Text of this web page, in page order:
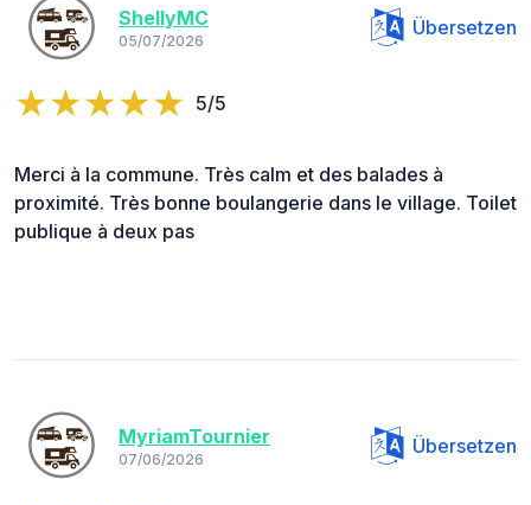
ShellyMC
05/07/2026
Übersetzen
5/5
Merci à la commune. Très calm et des balades à
proximité. Très bonne boulangerie dans le village. Toilet
publique à deux pas
MyriamTournier
07/06/2026
Übersetzen